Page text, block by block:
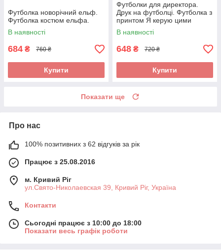
Футболка новорічний ельф.
Футболка костюм ельфа.
В наявності
684 ₴ 760 ₴
Купити
Футболки для директора.
Друк на футболці. Футболка з
принтом Я керую цими
бджілками (бджілки військові)
В наявності
648 ₴ 720 ₴
Купити
Показати ще
Про нас
100% позитивних з 62 відгуків за рік
Працює з 25.08.2016
м. Кривий Ріг
ул.Свято-Николаевская 39, Кривий Ріг, Україна
Контакти
Сьогодні працює з 10:00 до 18:00
Показати весь графік роботи